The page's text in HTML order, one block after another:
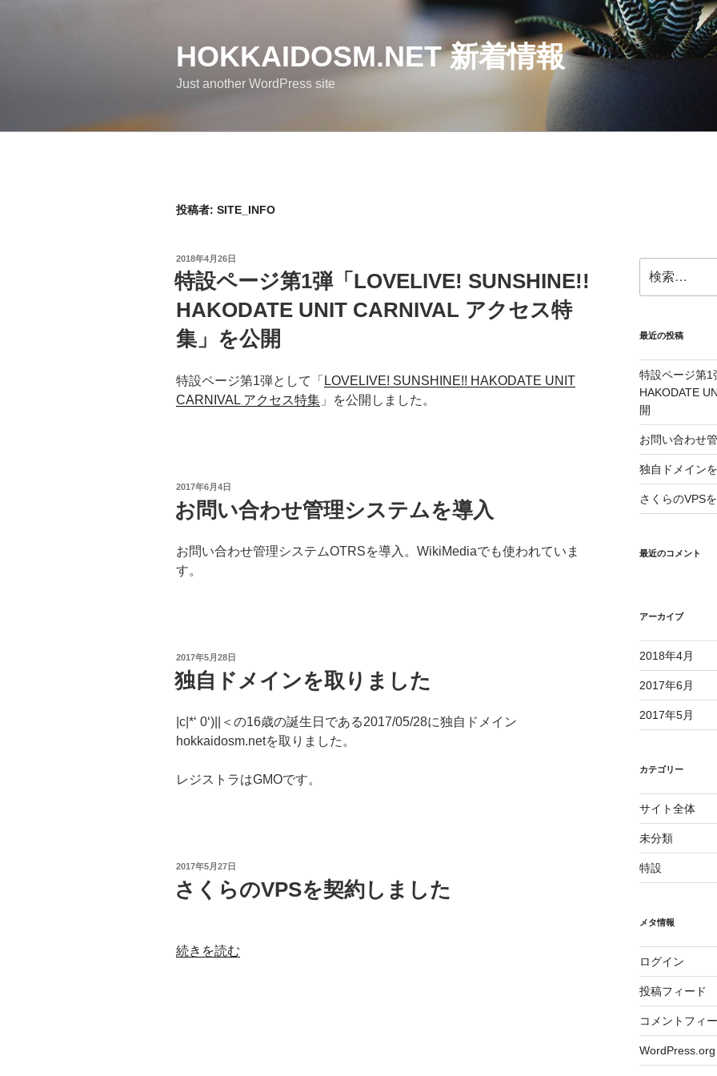
HOKKAIDOSM.NET 新着情報
Just another WordPress site
投稿者: SITE_INFO
投
稿
日:
2018年4月26日
特設ページ第1弾「LOVELIVE! SUNSHINE!!
HAKODATE UNIT CARNIVAL アクセス特
集」を公開
特設ページ第1弾として「 LOVELIVE! SUNSHINE!! HAKODATE UNIT
CARNIVAL アクセス特集 」を公開しました。
投
日:
2017年6月4日
お問い合わせ管理システムを導入
お問い合わせ管理システムOTRSを導入。WikiMediaでも使われていま
す。
投
稿
日:
2017年5月28日
独自ドメインを取りました
|c|*‘ 0‘)||＜の16歳の誕生日である2017/05/28に独自ドメイン
hokkaidosm.netを取りました。
レジストラはGMOです。
投
日:
2017年5月27日
さくらのVPSを契約しました
“さ
続きを読む
索:
最近の投稿
特設ページ第1
HAKODATE
開
お問い合わせ
独自ドメイン
さくらのVPS
最近のコメント
アーカイブ
2018年4月
2017年6月
2017年5月
カテゴリー
サイト全体
未分類
特設
メタ情報
ログイン
投稿フィード
コメントフィ
WordPress.org